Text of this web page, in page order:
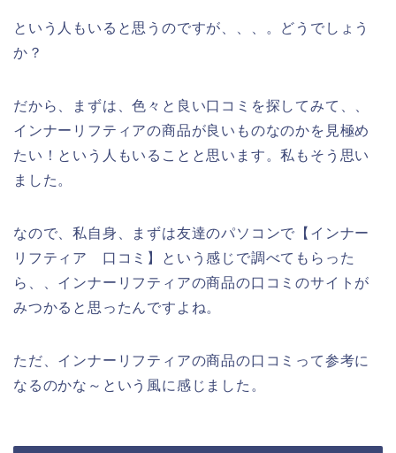
という人もいると思うのですが、、、。どうでしょう
か？
だから、まずは、色々と良い口コミを探してみて、、
インナーリフティアの商品が良いものなのかを見極め
たい！という人もいることと思います。私もそう思い
ました。
なので、私自身、まずは友達のパソコンで【インナー
リフティア 口コミ】という感じで調べてもらった
ら、、インナーリフティアの商品の口コミのサイトが
みつかると思ったんですよね。
ただ、インナーリフティアの商品の口コミって参考に
なるのかな～という風に感じました。